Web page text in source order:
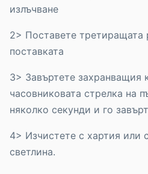
излъчване
2> Поставете третиращата
поставката
3> Завъртете захранващия
часовниковата стрелка на
няколко секунди и го
4> Изчистете с хартия или
светлина.